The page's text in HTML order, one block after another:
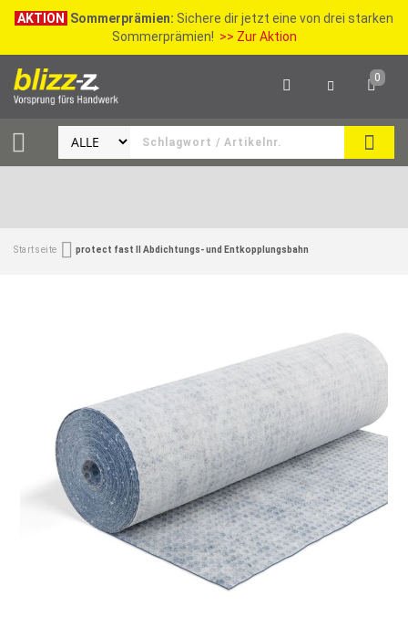
AKTION Sommerprämien: Sichere dir jetzt eine von drei starken
Sommerprämien! >> Zur Aktion
0
Startseite protect fast ll Abdichtungs- und Entkopplungsbahn